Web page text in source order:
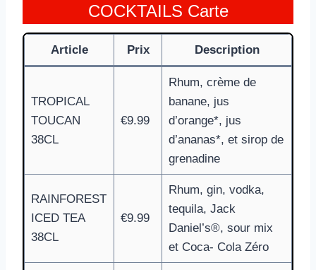
COCKTAILS Carte
Article Prix Description
TROPICAL
TOUCAN
38CL
€9.99
Rhum, crème de
banane, jus
d’orange*, jus
d’ananas*, et sirop de
grenadine
RAINFOREST
ICED TEA
38CL
€9.99
Rhum, gin, vodka,
tequila, Jack
Daniel’s®, sour mix
et Coca- Cola Zéro